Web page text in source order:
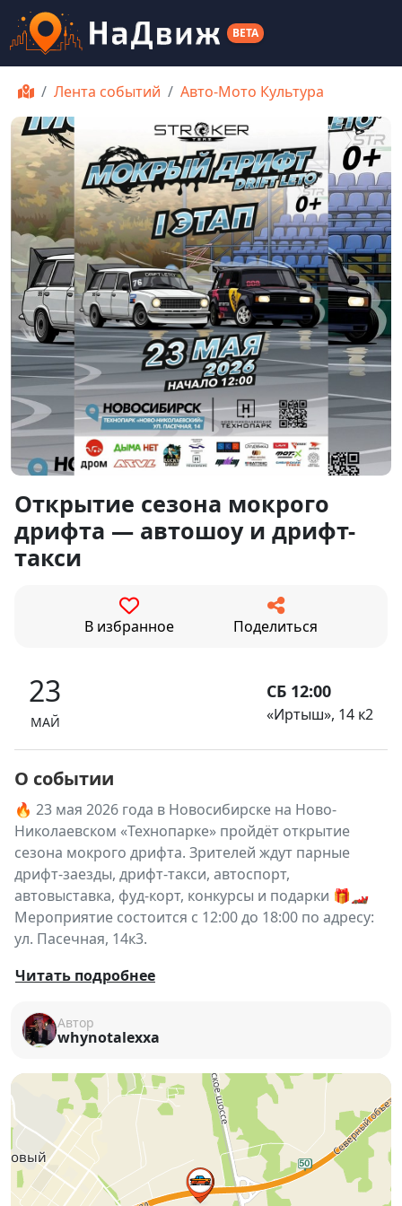
BETA
Лента событий Авто-Мото Культура
Открытие сезона мокрого
дрифта — автошоу и дрифт-
такси
В избранное Поделиться
23
МАЙ
СБ 12:00
«Иртыш», 14 к2
О событии
🔥 23 мая 2026 года в Новосибирске на Ново-
Николаевском «Технопарке» пройдёт открытие
сезона мокрого дрифта. Зрителей ждут парные
дрифт-заезды, дрифт-такси, автоспорт,
автовыставка, фуд-корт, конкурсы и подарки 🎁🏎️
Мероприятие состоится с 12:00 до 18:00 по адресу:
ул. Пасечная, 14к3.
🏁 Открытие сезона мокрого дрифта в
автомобильных событий этой весны для всех
поклонников скорости, дыма и эффектных заносов.
23 мая на площадке Ново-Николаевского
«Технопарка» соберутся пилоты, любители
автоспорта и зрители, чтобы вместе открыть сезон
зрелищных дрифт-заездов 🔥
Гостей мероприятия ждут:
— парные заезды и показательные выступления
Читать подробнее
Автор
whynotalexxa